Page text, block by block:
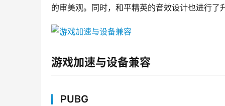
的审美观。同时，和平精英的音效设计也进行
游戏加速与设备兼容
PUBG